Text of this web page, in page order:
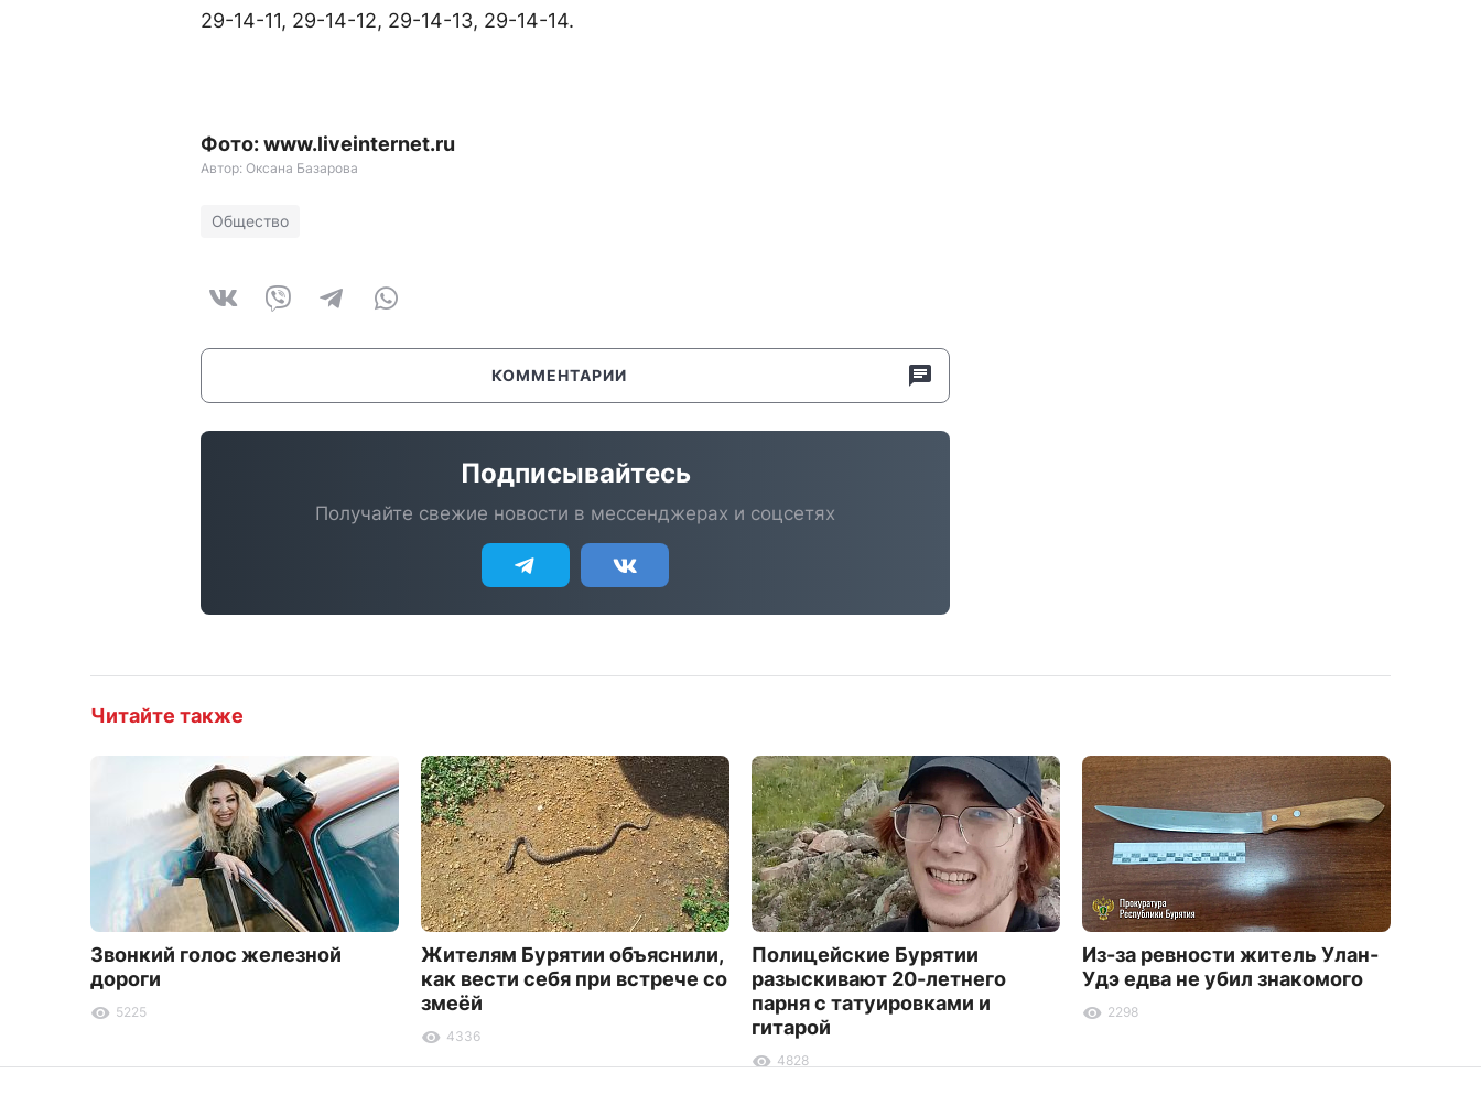
29-14-11, 29-14-12, 29-14-13, 29-14-14.
Фото: www.liveinternet.ru
Автор: Оксана Базарова
Общество
КОММЕНТАРИИ
Подписывайтесь
Получайте свежие новости в мессенджерах и соцсетях
Читайте также
Звонкий голос железной
дороги
5225
Жителям Бурятии объяснили,
как вести себя при встрече со
змеёй
4336
Полицейские Бурятии
разыскивают 20-летнего
парня с татуировками и
гитарой
4828
Из-за ревности житель Улан-
Удэ едва не убил знакомого
2298